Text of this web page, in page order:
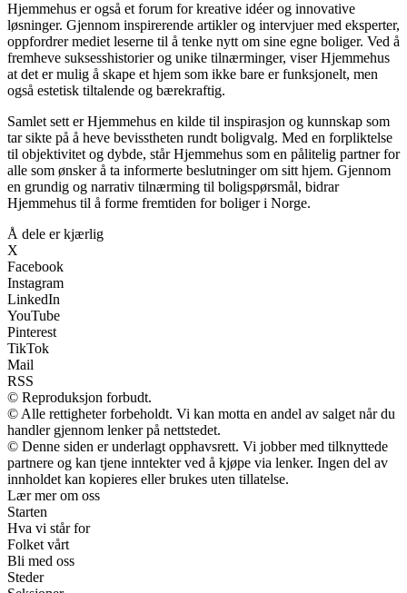
Hjemmehus er også et forum for kreative idéer og innovative
løsninger. Gjennom inspirerende artikler og intervjuer med eksperter,
oppfordrer mediet leserne til å tenke nytt om sine egne boliger. Ved å
fremheve suksesshistorier og unike tilnærminger, viser Hjemmehus
at det er mulig å skape et hjem som ikke bare er funksjonelt, men
også estetisk tiltalende og bærekraftig.
Samlet sett er Hjemmehus en kilde til inspirasjon og kunnskap som
tar sikte på å heve bevisstheten rundt boligvalg. Med en forpliktelse
til objektivitet og dybde, står Hjemmehus som en pålitelig partner for
alle som ønsker å ta informerte beslutninger om sitt hjem. Gjennom
en grundig og narrativ tilnærming til boligspørsmål, bidrar
Hjemmehus til å forme fremtiden for boliger i Norge.
Å dele er kjærlig
X
Facebook
Instagram
LinkedIn
YouTube
Pinterest
TikTok
Mail
RSS
© Reproduksjon forbudt.
© Alle rettigheter forbeholdt. Vi kan motta en andel av salget når du
handler gjennom lenker på nettstedet.
© Denne siden er underlagt opphavsrett. Vi jobber med tilknyttede
partnere og kan tjene inntekter ved å kjøpe via lenker. Ingen del av
innholdet kan kopieres eller brukes uten tillatelse.
Lær mer om oss
Starten
Hva vi står for
Folket vårt
Bli med oss
Steder